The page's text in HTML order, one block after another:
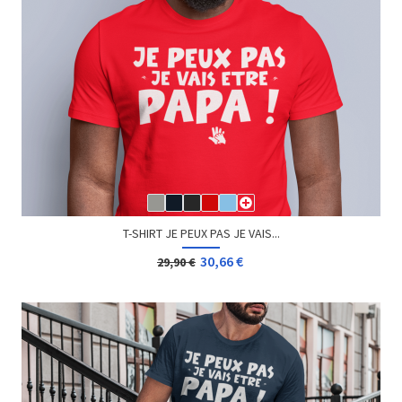
T-SHIRT JE PEUX PAS JE VAIS...
29,90 € 30,66 €